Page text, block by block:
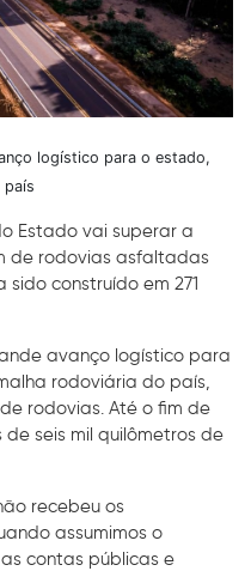
logístico para o estado,
país
Estado vai superar a
de rodovias asfaltadas
construído em 271
avanço logístico para
rodoviária do país,
rodovias. Até o fim de
de seis mil quilômetros de
recebeu os
assumimos o
as contas públicas e